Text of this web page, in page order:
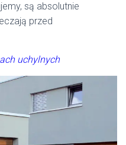
są absolutnie
przed
uchylnych